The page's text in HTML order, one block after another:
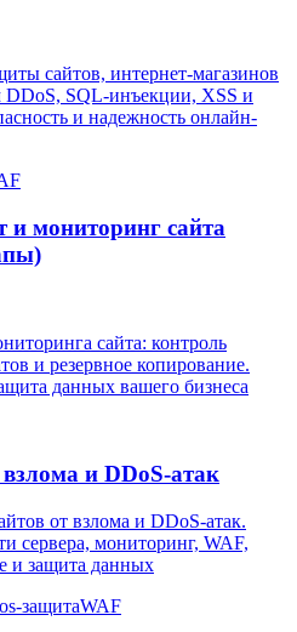
сайтов, интернет-магазинов
SQL-инъекции, XSS и
и надежность онлайн-
и мониторинг сайта
сайта: контроль
и резервное копирование.
данных вашего бизнеса
и DDoS-атак
от взлома и DDoS-атак.
сервера, мониторинг, WAF,
и защита данных
защитаWAF